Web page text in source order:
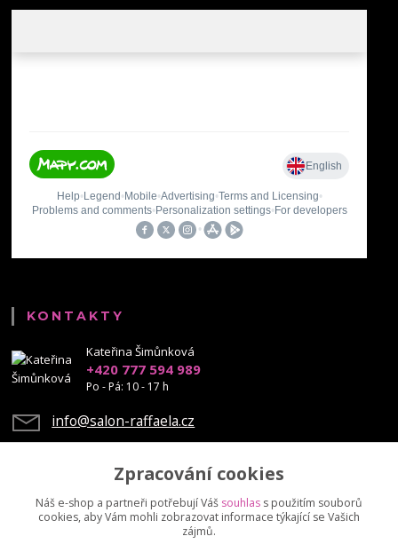
KONTAKTY
Kateřina Šimůnková
+420 777 594 989
Po - Pá: 10 - 17 h
info@salon-raffaela.cz
Upravit sběr cookies.
Zpracování cookies
Náš e-shop a partneři potřebují Váš souhlas s použitím souborů
cookies, aby Vám mohli zobrazovat informace týkající se Vašich
zájmů.